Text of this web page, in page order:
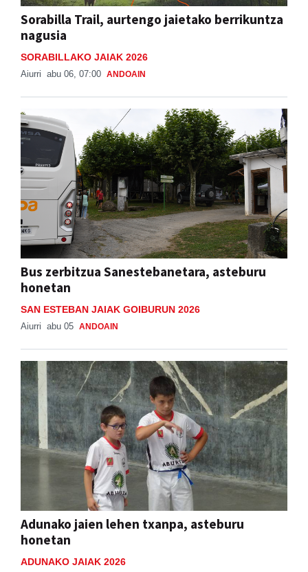
Sorabilla Trail, aurtengo jaietako berrikuntza
nagusia
SORABILLAKO JAIAK 2026
Aiurri abu 06, 07:00 ANDOAIN
Bus zerbitzua Sanestebanetara, asteburu
honetan
SAN ESTEBAN JAIAK GOIBURUN 2026
Aiurri abu 05 ANDOAIN
Adunako jaien lehen txanpa, asteburu
honetan
ADUNAKO JAIAK 2026